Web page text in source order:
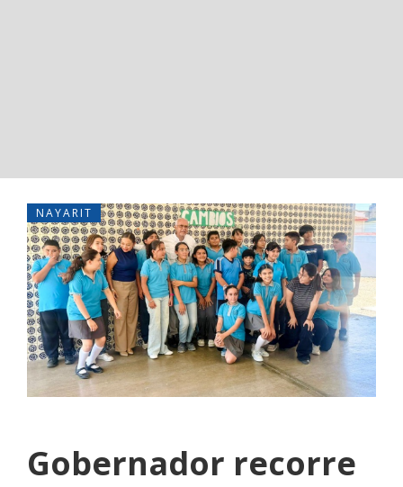
NAYARIT
Gobernador recorre